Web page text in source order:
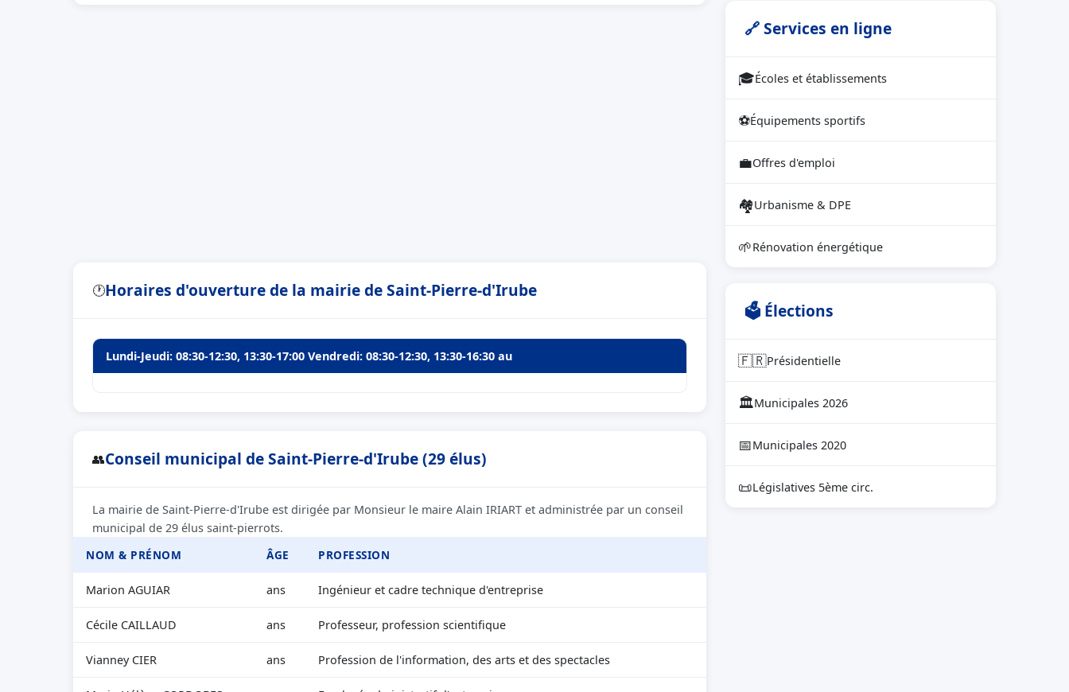
🕐Horaires d'ouverture de la mairie de Saint-Pierre-d'Irube
Lundi-Jeudi: 08:30-12:30, 13:30-17:00 Vendredi: 08:30-12:30, 13:30-16:30 au
👥Conseil municipal de Saint-Pierre-d'Irube (29 élus)
La mairie de Saint-Pierre-d'Irube est dirigée par Monsieur le maire Alain IRIART et administrée par un conseil
municipal de 29 élus saint-pierrots.
NOM & PRÉNOM
ÂGE PROFESSION
Marion AGUIAR ans Ingénieur et cadre technique d'entreprise
Cécile CAILLAUD ans Professeur, profession scientifique
Vianney CIER ans Profession de l'information, des arts et des spectacles
🔗 Services en ligne
🎓Écoles et établissements
⚽Équipements sportifs
💼Offres d'emploi
🏘Urbanisme & DPE
🌱Rénovation énergétique
🗳 Élections
🇫🇷Présidentielle
🏛Municipales 2026
📅Municipales 2020
📜Législatives 5ème circ.